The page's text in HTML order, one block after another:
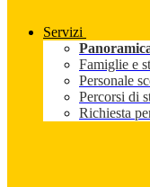
Servizi
Famiglie e
Personale
Percorsi di
Richiesta